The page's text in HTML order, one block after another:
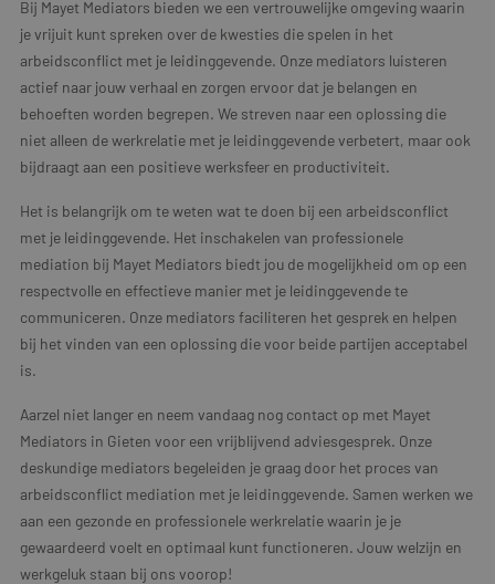
Bij Mayet Mediators bieden we een vertrouwelijke omgeving waarin
je vrijuit kunt spreken over de kwesties die spelen in het
arbeidsconflict met je leidinggevende. Onze mediators luisteren
actief naar jouw verhaal en zorgen ervoor dat je belangen en
behoeften worden begrepen. We streven naar een oplossing die
niet alleen de werkrelatie met je leidinggevende verbetert, maar ook
bijdraagt aan een positieve werksfeer en productiviteit.
Het is belangrijk om te weten wat te doen bij een arbeidsconflict
met je leidinggevende. Het inschakelen van professionele
mediation bij Mayet Mediators biedt jou de mogelijkheid om op een
respectvolle en effectieve manier met je leidinggevende te
communiceren. Onze mediators faciliteren het gesprek en helpen
bij het vinden van een oplossing die voor beide partijen acceptabel
is.
Aarzel niet langer en neem vandaag nog contact op met Mayet
Mediators in Gieten voor een vrijblijvend adviesgesprek. Onze
deskundige mediators begeleiden je graag door het proces van
arbeidsconflict mediation met je leidinggevende. Samen werken we
aan een gezonde en professionele werkrelatie waarin je je
gewaardeerd voelt en optimaal kunt functioneren. Jouw welzijn en
werkgeluk staan bij ons voorop!